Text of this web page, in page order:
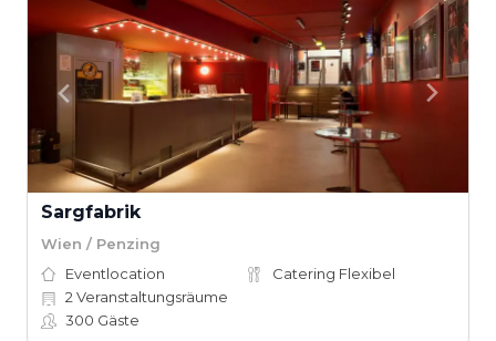
Sargfabrik
Wien / Penzing
Eventlocation
Catering Flexibel
2 Veranstaltungsräume
300 Gäste